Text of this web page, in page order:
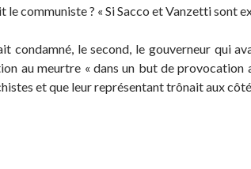
le communiste ? « Si Sacco et Vanzetti sont
condamné, le second, le gouverneur qui
au meurtre « dans un but de provocation
et que leur représentant trônait aux